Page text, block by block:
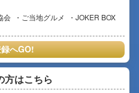
会 ご当地グルメ
JOKER BOX
へGO!
方はこちら